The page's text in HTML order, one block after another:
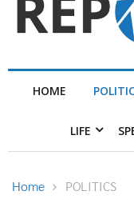
HOME
LIFE
Home POLITICS